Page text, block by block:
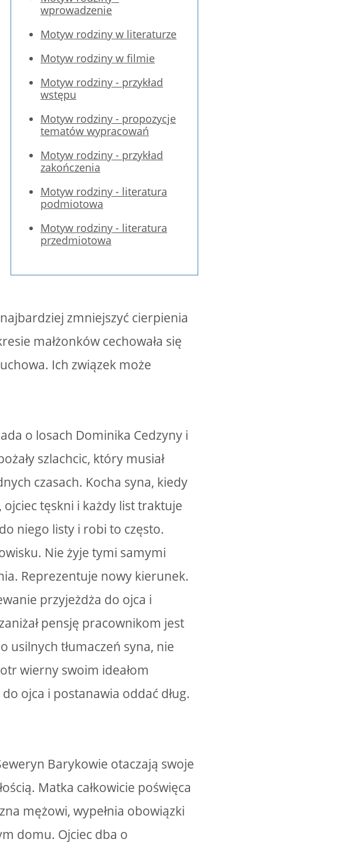
wprowadzenie
Motyw rodziny w literaturze
Motyw rodziny w filmie
Motyw rodziny - przykład
wstępu
Motyw rodziny - propozycje
tematów wypracowań
Motyw rodziny - przykład
zakończenia
Motyw rodziny - literatura
podmiotowa
Motyw rodziny - literatura
przedmiotowa
zmniejszyć cierpienia
małżonków cechowała się
Ich związek może
o losach Dominika Cedzyny i
szlachcic, który musiał
czasach. Kocha syna, kiedy
tęskni i każdy list traktuje
niego listy i robi to często.
Nie żyje tymi samymi
Reprezentuje nowy kierunek.
przyjeżdża do ojca i
pensję pracownikom jest
tłumaczeń syna, nie
wierny swoim ideałom
ojca i postanawia oddać dług.
Barykowie otaczają swoje
Matka całkowicie poświęca
mężowi, wypełnia obowiązki
domu. Ojciec dba o